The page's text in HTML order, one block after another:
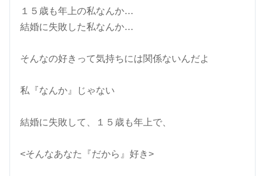
１５歳も年上の私なんか…
結婚に失敗した私なんか…
そんなの好きって気持ちには関係ないんだよ
私『なんか』じゃない
結婚に失敗して、１５歳も年上で、
<そんなあなた『だから』好き>